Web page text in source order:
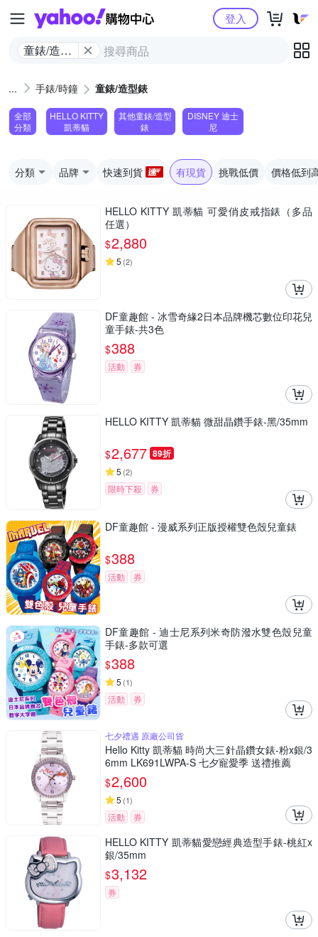
Yahoo購物中心
童錶/造型
登入
手錶/時鐘 童錶/造型錶
全部
分類
HELLO KITTY
凱蒂貓
其他童錶/造型
錶
DISNEY 迪士
尼
分類 品牌 快速到貨 有現貨 挑戰低價 價格低到
HELLO KITTY 凱蒂貓 可愛俏皮戒指錶（多品
任選）
$2,880
5 (2)
DF童趣館 - 冰雪奇緣2日本品牌機芯數位印花兒
童手錶-共3色
$388
活動 券
HELLO KITTY 凱蒂貓 微甜晶鑽手錶-黑/35mm
$2,677 89折
5 (2)
限時下殺 券
DF童趣館 - 漫威系列正版授權雙色殼兒童錶
$388
活動 券
DF童趣館 - 迪士尼系列米奇防潑水雙色殼兒童
手錶-多款可選
$388
5 (1)
活動 券
七夕禮遇 原廠公司貨
Hello Kitty 凱蒂貓 時尚大三針晶鑽女錶-粉x銀/3
6mm LK691LWPA-S 七夕寵愛季 送禮推薦
$2,600
5 (1)
活動 券
HELLO KITTY 凱蒂貓愛戀經典造型手錶-桃紅x
銀/35mm
$3,132
券